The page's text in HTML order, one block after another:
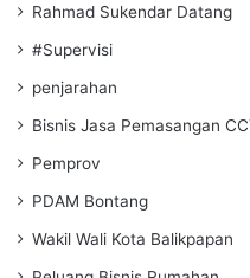
Rahmad Sukendar Datang
#Supervisi
penjarahan
Bisnis Jasa Pemasangan
Pemprov
PDAM Bontang
Wakil Wali Kota Balikpapan